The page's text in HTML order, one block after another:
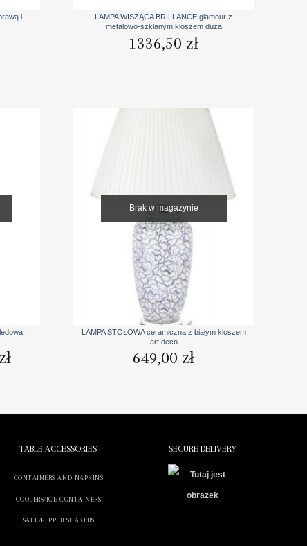
i
LAMPA WISZĄCA BRILLANCE glamour z
metalowo-szklanym kloszem duża
1336,50 zł
złcena
Brak w magazynie
LAMPA STOŁOWA ceramiczna z białym kloszem
art deco
649,00 zł
TABLE ACCESSORIES
CONTAINERS AND NAPKINS
COOLERS/ICE CONTAINERS
SALT/PEPPER SHAKERS
SECURE DELIVERY